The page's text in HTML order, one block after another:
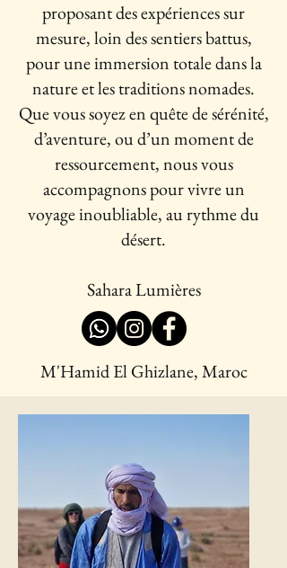
proposant des expériences sur
mesure, loin des sentiers battus,
pour une immersion totale dans la
nature et les traditions nomades.
Que vous soyez en quête de sérénité,
d’aventure, ou d’un moment de
ressourcement, nous vous
accompagnons pour vivre un
voyage inoubliable, au rythme du
désert.
Sahara Lumières
M'Hamid El Ghizlane, Maroc